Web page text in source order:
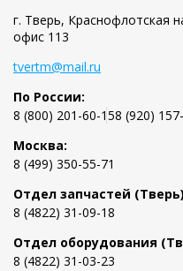
г. Тверь, Краснофлотская
офис 113
tvertm@mail.ru
По России:
8 (800) 201-60-158 (920)
Москва:
8 (499) 350-55-71
Отдел запчастей
8 (4822) 31-09-18
Отдел оборудования
8 (4822) 31-03-23